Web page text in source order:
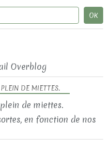
DE MIETTES.
en fonction de nos
Overblog